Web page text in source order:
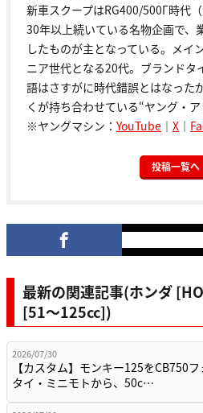
新車スクープはRG400/500Γ時代
30年以上続いている名物企画で、
したものが主となっている。メイ
ニア世代となる20代。ブランドタ
語はさすがに時代錯誤とはなった
くが持ち合わせている“ヤング・ア
※ヤングマシン： YouTube ｜ X ｜
投稿一覧へ
最新の関連記事(ホンダ
[51〜125cc])
2026/07/30
【カスタム】モンキー125をCB750フ
タイ・ミニモトから、50c…